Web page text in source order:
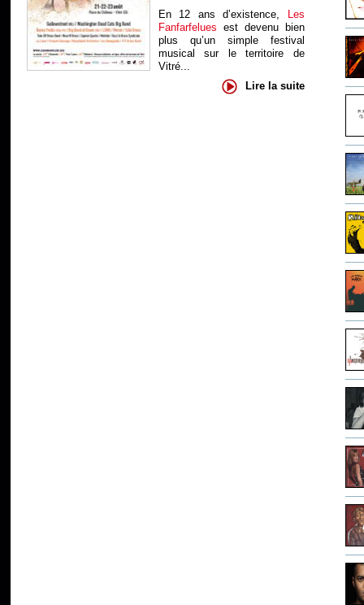
En 12 ans d’existence, Les
Fanfarfelues est devenu bien
plus qu’un simple festival
musical sur le territoire de
Vitré...
Lire la suite